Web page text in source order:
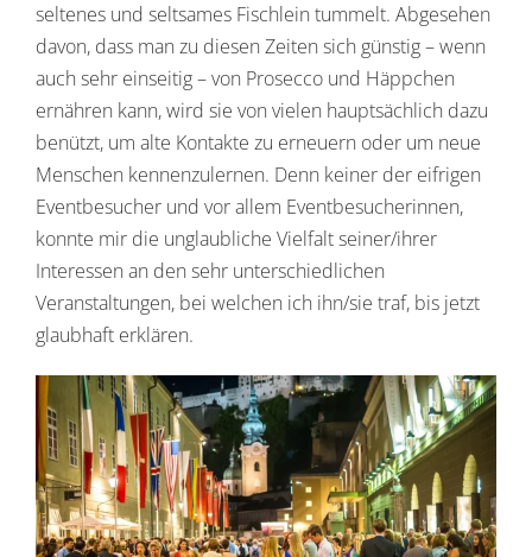
seltenes und seltsames Fischlein tummelt. Abgesehen
davon, dass man zu diesen Zeiten sich günstig – wenn
auch sehr einseitig – von Prosecco und Häppchen
ernähren kann, wird sie von vielen hauptsächlich dazu
benützt, um alte Kontakte zu erneuern oder um neue
Menschen kennenzulernen. Denn keiner der eifrigen
Eventbesucher und vor allem Eventbesucherinnen,
konnte mir die unglaubliche Vielfalt seiner/ihrer
Interessen an den sehr unterschiedlichen
Veranstaltungen, bei welchen ich ihn/sie traf, bis jetzt
glaubhaft erklären.